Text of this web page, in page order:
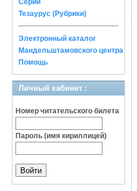
Серии
Тезаурус (Рубрики)
Электронный каталог
Мандельштамовского центра
Помощь
Личный кабинет :
Номер читательского билета
Пароль (имя кириллицей)